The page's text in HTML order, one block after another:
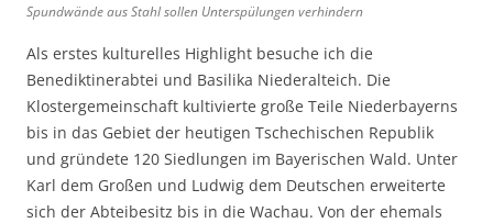
Spundwände aus Stahl sollen Unterspülungen verhindern
Als erstes kulturelles Highlight besuche ich die
Benediktinerabtei und Basilika Niederalteich. Die
Klostergemeinschaft kultivierte große Teile Niederbayerns
bis in das Gebiet der heutigen Tschechischen Republik
und gründete 120 Siedlungen im Bayerischen Wald. Unter
Karl dem Großen und Ludwig dem Deutschen erweiterte
sich der Abteibesitz bis in die Wachau. Von der ehemals